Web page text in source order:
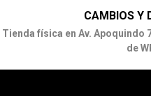
CAMBIOS Y
Tienda física en Av. Apoquindo
de